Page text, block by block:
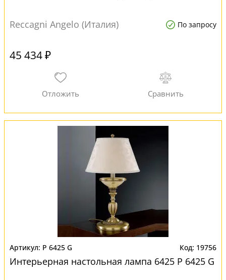
Reccagni Angelo (Италия) По запросу
45 434 ₽
P 6425 G 19756
Интерьерная настольная лампа 6425 P 6425 G